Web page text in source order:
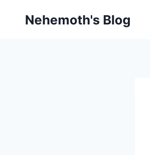
Nehemoth's Blog